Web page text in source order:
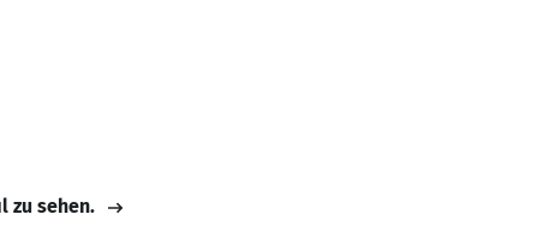
zu sehen.